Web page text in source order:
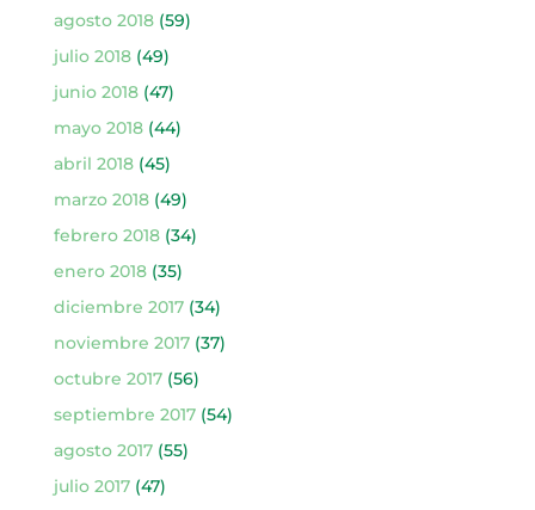
agosto 2018(59)
julio 2018(49)
junio 2018(47)
mayo 2018(44)
abril 2018(45)
marzo 2018(49)
febrero 2018(34)
enero 2018(35)
diciembre 2017(34)
noviembre 2017(37)
octubre 2017(56)
septiembre 2017(54)
agosto 2017(55)
julio 2017(47)